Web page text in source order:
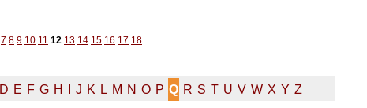
7 8 9 10 11 12 13 14 15 16 17 18
D E F G H J K L M N O P Q R S T U V W X Y Z